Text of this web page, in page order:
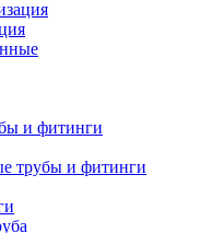
и фитинги
трубы и фитинги